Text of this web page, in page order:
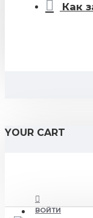
Как
YOUR CART
ВОЙТИ